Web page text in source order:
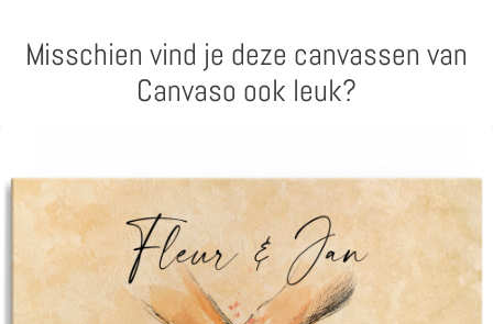
Misschien vind je deze canvassen van
Canvaso ook leuk?